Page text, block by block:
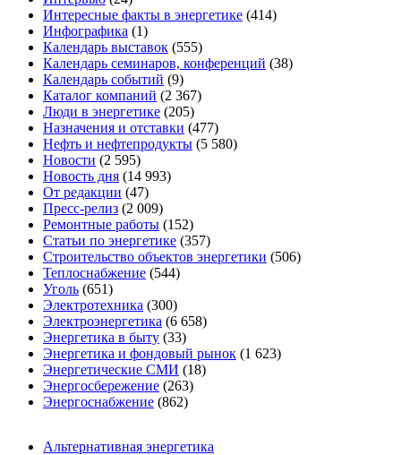
Интересные факты в энергетике (414)
Инфографика (1)
Календарь выставок (555)
Календарь семинаров, конференций (38)
Календарь событий (9)
Каталог компаний (2 367)
Люди в энергетике (205)
Назначения и отставки (477)
Нефть и нефтепродукты (5 580)
Новости (2 595)
Новость дня (14 993)
От редакции (47)
Пресс-релиз (2 009)
Ремонтные работы (152)
Статьи по энергетике (357)
Строительство объектов энергетики (506)
Теплоснабжение (544)
Уголь (651)
Электротехника (300)
Электроэнергетика (6 658)
Энергетика в быту (33)
Энергетика и фондовый рынок (1 623)
Энергетические СМИ (18)
Энергосбережение (263)
Энергоснабжение (862)
Альтернативная энергетика